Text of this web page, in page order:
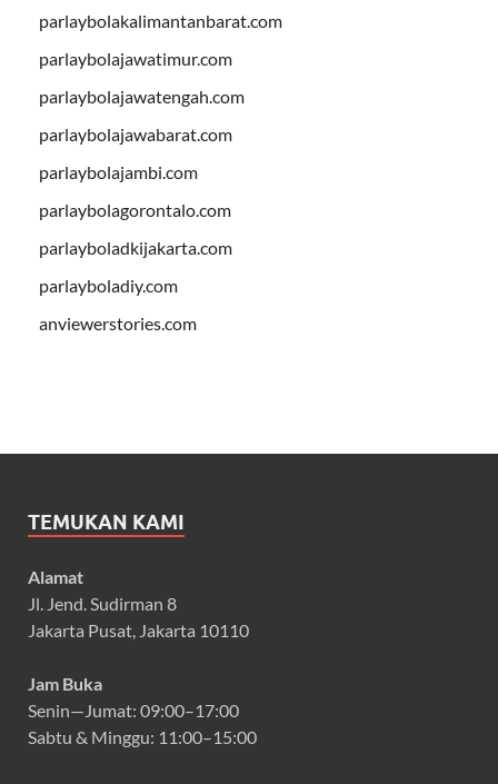
parlaybolakalimantanbarat.com
parlaybolajawatimur.com
parlaybolajawatengah.com
parlaybolajawabarat.com
parlaybolajambi.com
parlaybolagorontalo.com
parlayboladkijakarta.com
parlayboladiy.com
anviewerstories.com
TEMUKAN KAMI
Alamat
Jl. Jend. Sudirman 8
Jakarta Pusat, Jakarta 10110
Jam Buka
Senin—Jumat: 09:00–17:00
Sabtu & Minggu: 11:00–15:00